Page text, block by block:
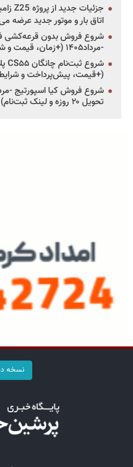
اتاق بار و موتور جدید عرضه
-مرداد۱۴۰۵ (+زمان، قیمت و شرایط فروش)
(+قیمت، پیش‌پرداخت و
تحویل ۲۰ روزه و لینک ثبت‌نام)
نسخه